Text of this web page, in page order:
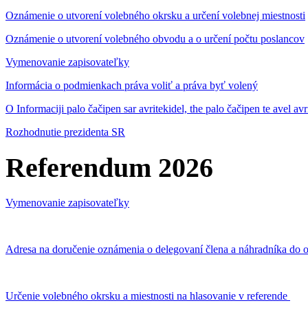
Oznámenie o utvorení volebného okrsku a určení volebnej miestnosti
Oznámenie o utvorení volebného obvodu a o určení počtu poslancov
Vymenovanie zapisovateľky
Informácia o podmienkach práva voliť a práva byť volený
O Informaciji palo čačipen sar avritekidel, the palo čačipen te avel
Rozhodnutie prezidenta SR
Referendum 2026
Vymenovanie zapisovateľky
Adresa na doručenie oznámenia o delegovaní člena a náhradníka
Určenie volebného okrsku a miestnosti na hlasovanie v referende